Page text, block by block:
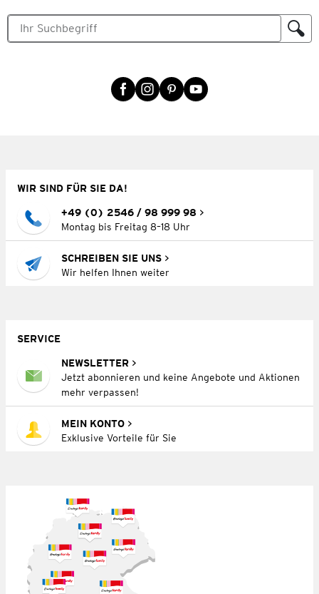
WIR SIND FÜR SIE DA!
+49 (0) 2546 / 98 999 98
Montag bis Freitag 8–18 Uhr
SCHREIBEN SIE UNS
Wir helfen Ihnen weiter
SERVICE
NEWSLETTER
Jetzt abonnieren und keine Angebote und Aktionen
mehr verpassen!
MEIN KONTO
Exklusive Vorteile für Sie